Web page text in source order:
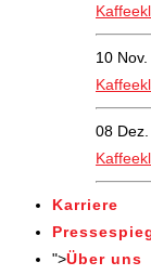
10
08
Karriere
">Über uns